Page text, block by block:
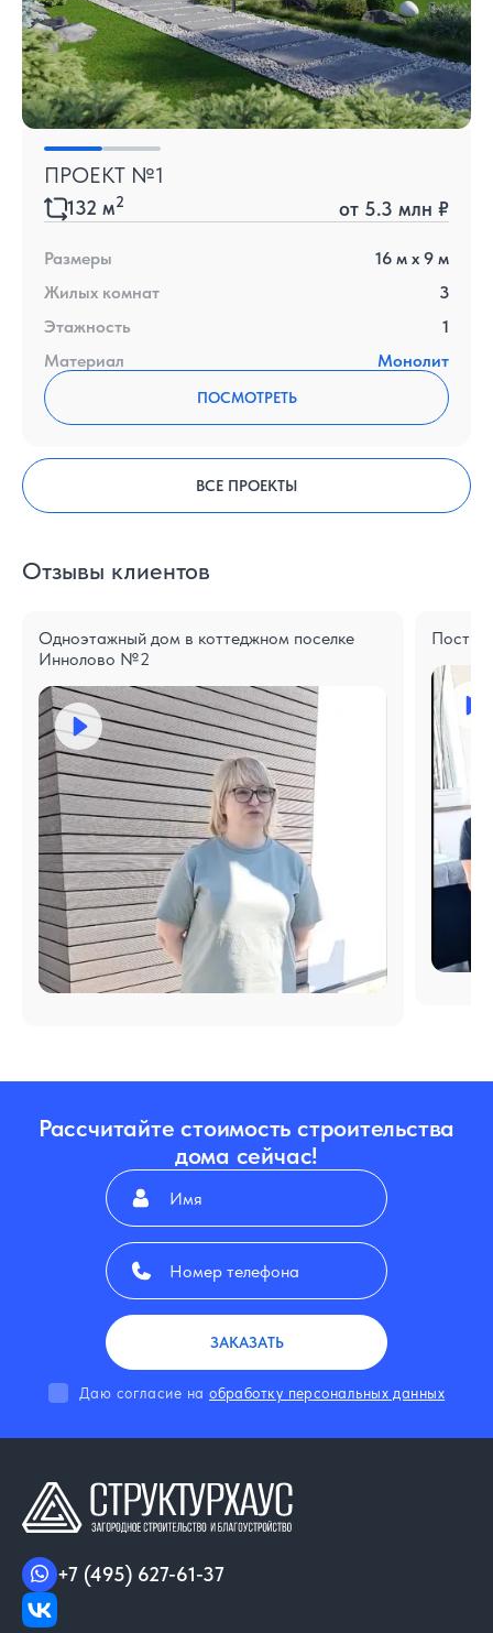
ПРОЕКТ №1
132 м2 от 5.3 млн ₽
Размеры 16 м x 9 м
Жилых комнат
3
Этажность
1
Материал
Монолит
ПОСМОТРЕТЬ
ВСЕ ПРОЕКТЫ
Отзывы клиентов
Одноэтажный дом в коттеджном поселке
Иннолово №2
Рассчитайте стоимость строительства
дома сейчас!
ЗАКАЗАТЬ
Даю согласие наобработку персональных данных
+7 (495) 627-61-37